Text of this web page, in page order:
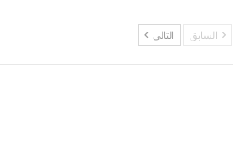
السابق التالي